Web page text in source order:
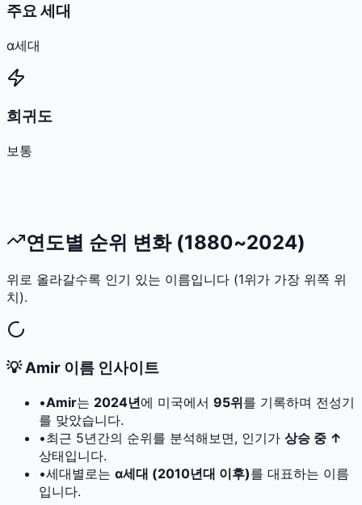
주요 세대
α세대
희귀도
보통
연도별 순위 변화 (1880~2024)
위로 올라갈수록 인기 있는 이름입니다 (1위가 가장 위쪽 위
치).
💡Amir 이름 인사이트
•Amir는 2024년에 미국에서 95위를 기록하며 전성기
를 맞았습니다.
•최근 5년간의 순위를 분석해보면, 인기가 상승 중 ↑
상태입니다.
•세대별로는 α세대 (2010년대 이후)를 대표하는 이름
입니다.